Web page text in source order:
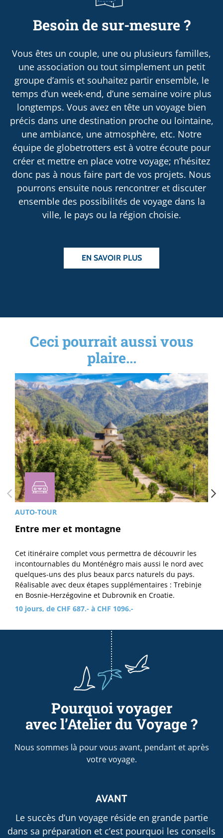
Besoin de sur-mesure ?
Vous êtes un couple, une ou plusieurs familles,
une association ou tout simplement un petit
groupe d’amis et souhaitez partir ensemble, le
temps d’un week-end, d’une semaine voire plus
longtemps. Vous avez en tête un voyage bien
précis dans une destination proche ou lointaine,
une ambiance, une atmosphère, etc. Notre
équipe de globetrotters est à votre écoute pour
créer et mettre en place votre voyage; n’hésitez
donc pas à nous faire part de vos projets. Nous
pourrons ensuite nous rencontrer et discuter
ensemble des possibilités de voyage dans la
ville, le pays ou la région choisie.
EN SAVOIR PLUS
Ceci pourrait aussi vous
plaire...
AUTO-TOUR
Entre mer et montagne
Cet itinéraire complet vous permettra de découvrir les
incontournables du Monténégro mais aussi le nord avec
quelques-uns des plus beaux parcs naturels du pays.
Réalisable avec deux étapes supplémentaires : Trebinje
en Bosnie-Herzégovine et Dubrovnik en Croatie.
10 jours, de CHF 687.- à CHF 1096.-
Pourquoi voyager
avec l’Atelier du Voyage ?
Nous sommes là pour vous avant, pendant et après
votre voyage.
AVANT
Le succès d’un voyage réside en grande partie
dans sa préparation et c’est pourquoi les conseils